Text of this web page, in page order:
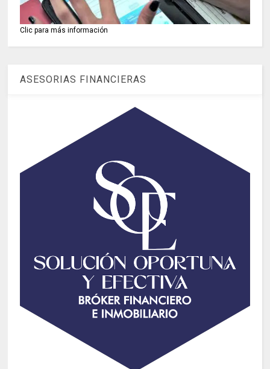
Clic para más información
ASESORIAS FINANCIERAS